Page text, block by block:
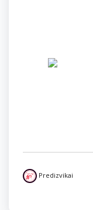
Predizvikai